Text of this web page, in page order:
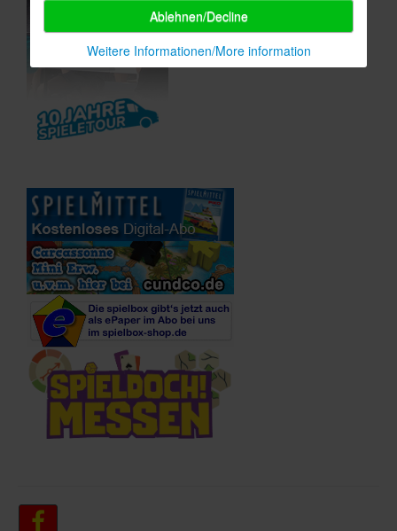
Ablehnen/Decline
Weitere Informationen/More information